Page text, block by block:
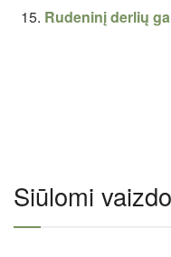
Rudeninį derlių
Siūlomi